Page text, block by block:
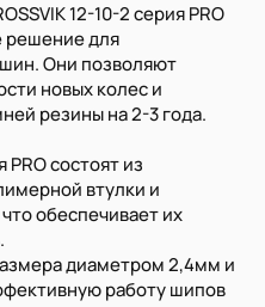
12-10-2 серия PRO
решение для
Они позволяют
новых колес и
резины на 2-3 года.
PRO состоят из
втулки и
обеспечивает их
диаметром 2,4мм и
работу шипов